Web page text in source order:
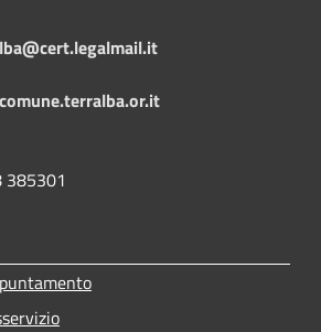
385301